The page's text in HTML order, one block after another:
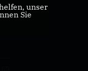
unser
Sie